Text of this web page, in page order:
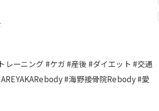
ーニング #ケガ #産後 #ダイエット #交通
#海野接骨院Rebody #愛